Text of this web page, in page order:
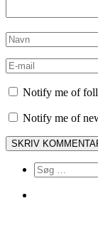
Notify me of
Notify me of
Søg
efter: